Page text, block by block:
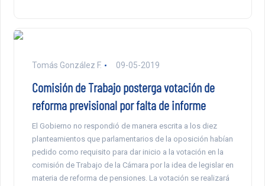
Tomás González F. 09-05-2019
Comisión de Trabajo posterga votación de
reforma previsional por falta de informe
El Gobierno no respondió de manera escrita a los diez
planteamientos que parlamentarios de la oposición habían
pedido como requisito para dar inicio a la votación en la
comisión de Trabajo de la Cámara por la idea de legislar en
materia de reforma de pensiones. La votación se realizará